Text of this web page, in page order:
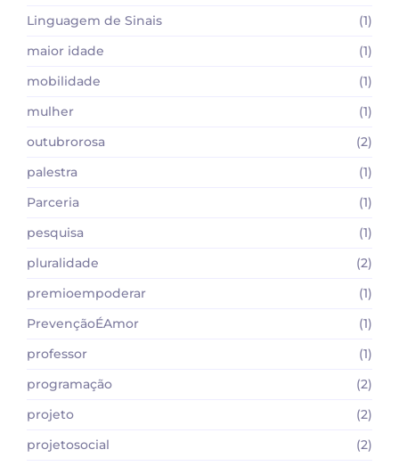
Linguagem de Sinais
(1)
maior idade
(1)
mobilidade
(1)
mulher
(1)
outubrorosa
(2)
palestra
(1)
Parceria
(1)
pesquisa
(1)
pluralidade
(2)
premioempoderar
(1)
PrevençãoÉAmor
(1)
professor
(1)
programação
(2)
projeto
(2)
projetosocial
(2)